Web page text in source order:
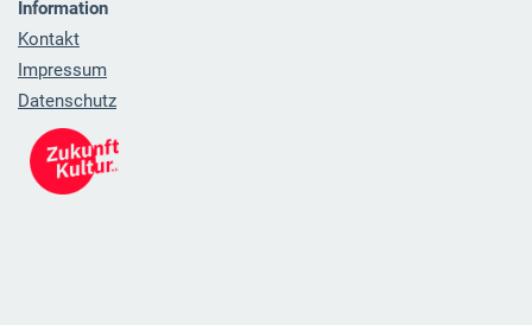
Information
Kontakt
Impressum
Datenschutz